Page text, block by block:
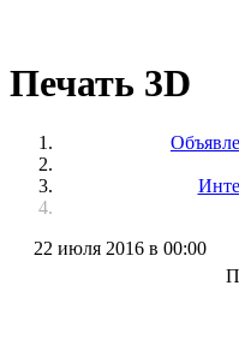
Печать 3D
22 июля 2016 в 00:00